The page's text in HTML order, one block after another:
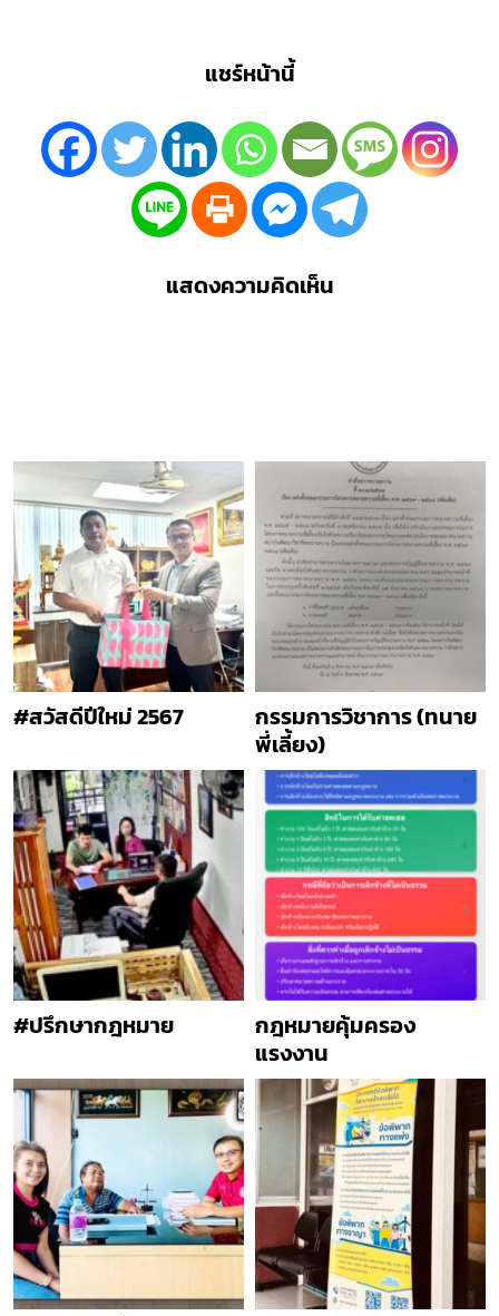
แชร์หน้านี้
แสดงความคิดเห็น
#สวัสดีปีใหม่ 2567
กรรมการวิชาการ (ทนาย
พี่เลี้ยง)
#ปรึกษากฎหมาย
กฎหมายคุ้มครอง
แรงงาน